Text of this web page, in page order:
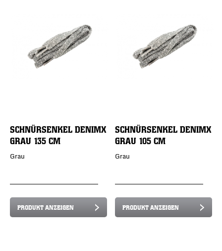
SCHNÜRSENKEL DENIMX
GRAU 135 CM
Grau
PRODUKT ANZEIGEN
SCHNÜRSENKEL DENIMX
GRAU 105 CM
Grau
PRODUKT ANZEIGEN